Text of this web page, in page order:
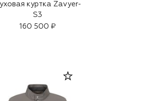
куртка Zavyer-
S3
160 500 ₽